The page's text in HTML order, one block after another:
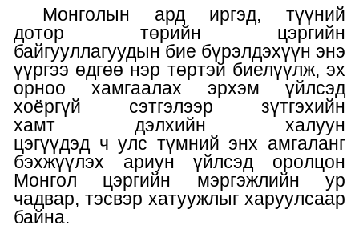
Монголын ард иргэд, түүний
дотор төрийн цэргийн
байгууллагуудын бие бүрэлдэхүүн энэ
үүргээ өдгөө нэр төртэй биелүүлж, эх
орноо хамгаалах эрхэм үйлсэд
хоёргүй сэтгэлээр зүтгэхийн
хамт дэлхийн халуун
цэгүүдэд чулс түмний энх амгаланг
бэхжүүлэх ариун үйлсэд оролцон
Монгол цэргийн мэргэжлийн ур
чадвар, тэсвэр хатуужлыг харуулсаар
байна.